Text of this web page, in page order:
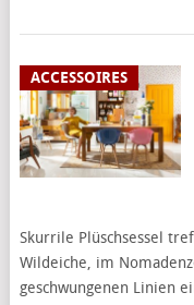
ACCESSOIRES
Skurrile Plüschsessel
Wildeiche, im
geschwungenen Linien